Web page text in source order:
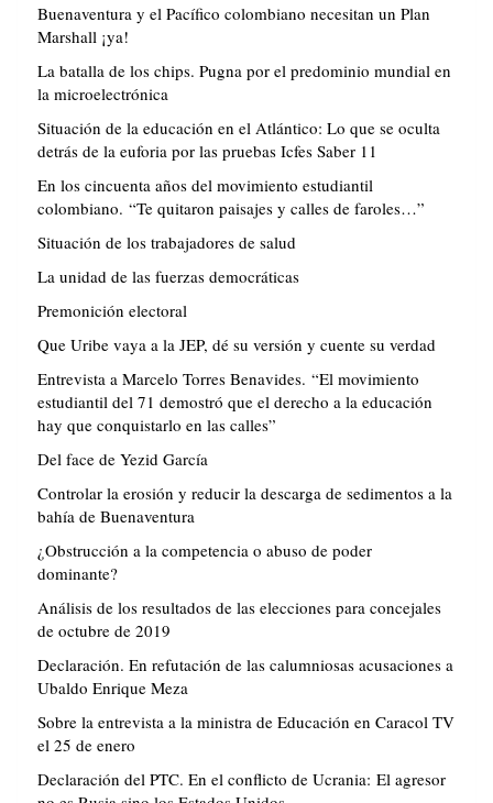
Buenaventura y el Pacífico colombiano necesitan un Plan
Marshall ¡ya!
La batalla de los chips. Pugna por el predominio mundial en
la microelectrónica
Situación de la educación en el Atlántico: Lo que se oculta
detrás de la euforia por las pruebas Icfes Saber 11
En los cincuenta años del movimiento estudiantil
colombiano. “Te quitaron paisajes y calles de faroles…”
Situación de los trabajadores de salud
La unidad de las fuerzas democráticas
Premonición electoral
Que Uribe vaya a la JEP, dé su versión y cuente su verdad
Entrevista a Marcelo Torres Benavides. “El movimiento
estudiantil del 71 demostró que el derecho a la educación
hay que conquistarlo en las calles”
Del face de Yezid García
Controlar la erosión y reducir la descarga de sedimentos a la
bahía de Buenaventura
¿Obstrucción a la competencia o abuso de poder
dominante?
Análisis de los resultados de las elecciones para concejales
de octubre de 2019
Declaración. En refutación de las calumniosas acusaciones a
Ubaldo Enrique Meza
Sobre la entrevista a la ministra de Educación en Caracol TV
el 25 de enero
Declaración del PTC. En el conflicto de Ucrania: El agresor